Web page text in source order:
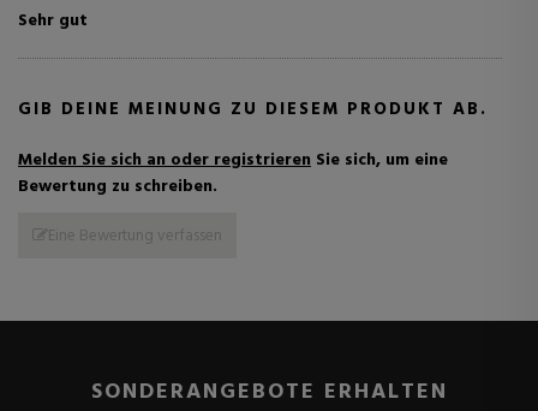
Sehr gut
GIB DEINE MEINUNG ZU DIESEM PRODUKT AB.
Melden Sie sich an oder registrieren Sie sich, um eine
Bewertung zu schreiben.
Eine Bewertung verfassen
SONDERANGEBOTE ERHALTEN